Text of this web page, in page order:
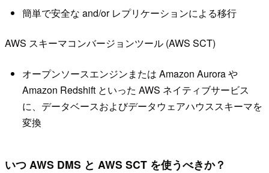
簡単で安全な and/or レプリケーションによる移行
AWS スキーマコンバージョンツール (AWS SCT)
オープンソースエンジンまたは Amazon Aurora や
Amazon Redshift といった AWS ネイティブサービス
に、データベースおよびデータウェアハウススキーマを
変換
いつ AWS DMS と AWS SCT を使うべきか？